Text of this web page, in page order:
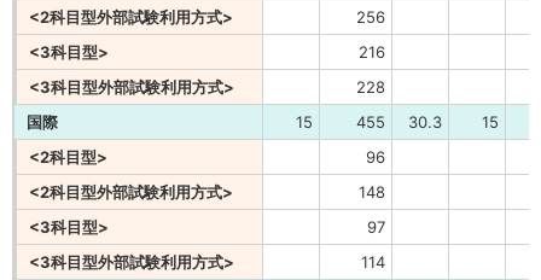
<2科目型外部試験利用方式>
256
<3科目型>
216
<3科目型外部試験利用方式>
228
国際
15 455 30.3
15
<2科目型>
96
<2科目型外部試験利用方式>
148
<3科目型>
97
<3科目型外部試験利用方式>
114